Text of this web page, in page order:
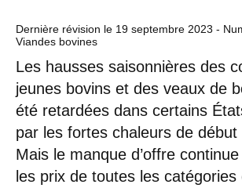
Dernière révision le 19 septembre 2023 -
Viandes bovines
Les hausses saisonnières des
jeunes bovins et des veaux de
été retardées dans certains
par les fortes chaleurs de début
Mais le manque d’offre
les prix de toutes les catégories